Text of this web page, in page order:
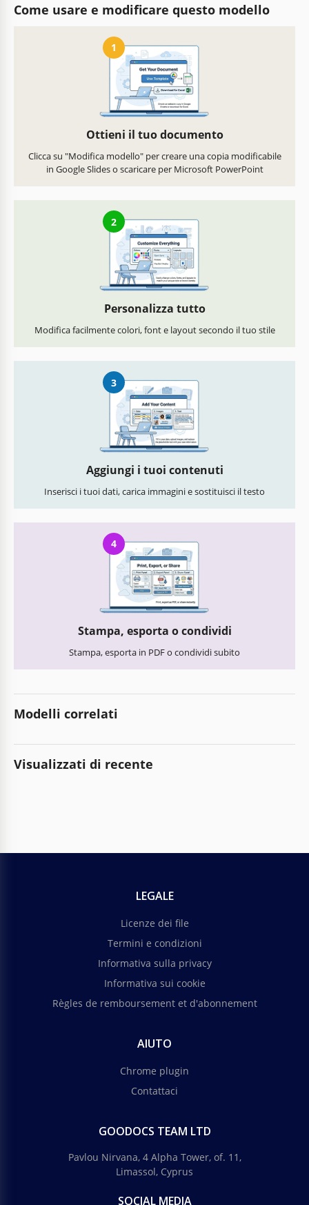
Come usare e modificare questo modello
1
Ottieni il tuo documento
Clicca su "Modifica modello" per creare una copia modificabile
in Google Slides o scaricare per Microsoft PowerPoint
2
Personalizza tutto
Modifica facilmente colori, font e layout secondo il tuo stile
3
Aggiungi i tuoi contenuti
Inserisci i tuoi dati, carica immagini e sostituisci il testo
4
Stampa, esporta o condividi
Stampa, esporta in PDF o condividi subito
Modelli correlati
Visualizzati di recente
LEGALE
Licenze dei file
Termini e condizioni
Informativa sulla privacy
Informativa sui cookie
Règles de remboursement et d'abonnement
AIUTO
Chrome plugin
Contattaci
GOODOCS TEAM LTD
Pavlou Nirvana, 4 Alpha Tower, of. 11,
Limassol, Cyprus
SOCIAL MEDIA